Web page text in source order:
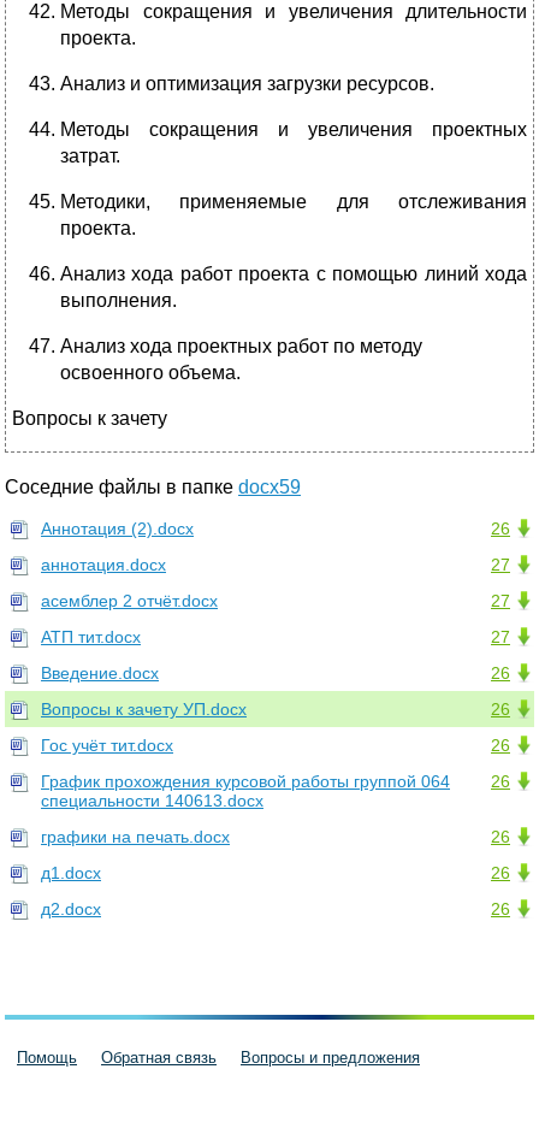
Методы сокращения и увеличения длительности
проекта.
Анализ и оптимизация загрузки ресурсов.
Методы сокращения и увеличения проектных
затрат.
Методики, применяемые для отслеживания
проекта.
Анализ хода работ проекта с помощью линий хода
выполнения.
Анализ хода проектных работ по методу
освоенного объема.
Вопросы к зачету
Соседние файлы в папке docx59
26
Аннотация (2).docx
27
аннотация.docx
27
асемблер 2 отчёт.docx
27
АТП тит.docx
26
Введение.docx
26
Вопросы к зачету УП.docx
26
Гос учёт тит.docx
26
График прохождения курсовой работы группой 064
специальности 140613.docx
26
графики на печать.docx
26
д1.docx
26
д2.docx
Помощь Обратная связь Вопросы и предложения